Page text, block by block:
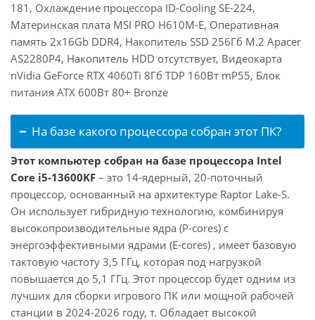
181, Охлаждение процессора ID-Cooling SE-224,
Материнская плата MSI PRO H610M-E, Оперативная
память 2x16Gb DDR4, Накопитель SSD 256Гб M.2 Apacer
AS2280P4, Накопитель HDD отсутствует, Видеокарта
nVidia GeForce RTX 4060Ti 8Гб TDP 160Вт mP55, Блок
питания ATX 600Вт 80+ Bronze
На базе какого процессора собран этот ПК?
Этот компьютер собран на базе процессора Intel
Core i5-13600KF – это 14-ядерный, 20-поточный
процессор, основанный на архитектуре Raptor Lake-S.
Он использует гибридную технологию, комбинируя
высокопроизводительные ядра (P-cores) с
энергоэффективными ядрами (E-cores) , имеет базовую
тактовую частоту 3,5 ГГц, которая под нагрузкой
повышается до 5,1 ГГц. Этот процессор будет одним из
лучших для сборки игрового ПК или мощной рабочей
станции в 2024-2026 году, т. Обладает высокой